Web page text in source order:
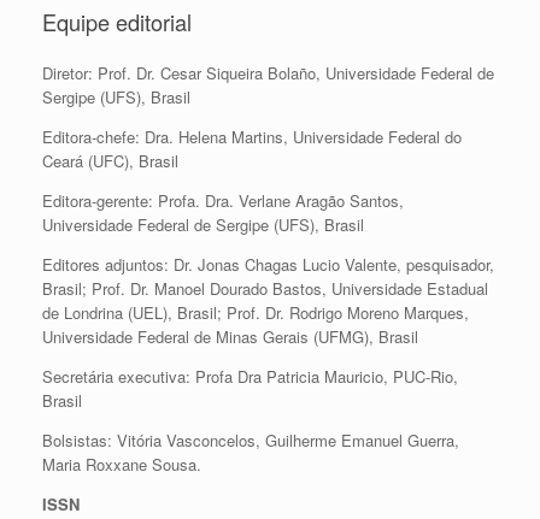
Equipe editorial
Diretor: Prof. Dr. Cesar Siqueira Bolaño, Universidade Federal de
Sergipe (UFS), Brasil
Editora-chefe: Dra. Helena Martins, Universidade Federal do
Ceará (UFC), Brasil
Editora-gerente: Profa. Dra. Verlane Aragão Santos,
Universidade Federal de Sergipe (UFS), Brasil
Editores adjuntos: Dr. Jonas Chagas Lucio Valente, pesquisador,
Brasil; Prof. Dr. Manoel Dourado Bastos, Universidade Estadual
de Londrina (UEL), Brasil; Prof. Dr. Rodrigo Moreno Marques,
Universidade Federal de Minas Gerais (UFMG), Brasil
Secretária executiva: Profa Dra Patricia Mauricio, PUC-Rio,
Brasil
Bolsistas: Vitória Vasconcelos, Guilherme Emanuel Guerra,
Maria Roxxane Sousa.
ISSN